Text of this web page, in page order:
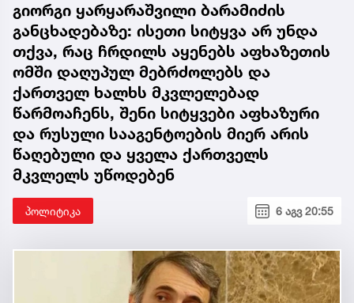
გიორგი ყარყარაშვილი ბარამიძის
განცხადებაზე: ისეთი სიტყვა არ უნდა
თქვა, რაც ჩრდილს აყენებს აფხაზეთის
ომში დაღუპულ მებრძოლებს და
ქართველ ხალხს მკვლელებად
წარმოაჩენს, შენი სიტყვები აფხაზური
და რუსული სააგენტოების მიერ არის
წაღებული და ყველა ქართველს
მკვლელს უწოდებენ
პოლიტიკა 6 აგვ 20:55